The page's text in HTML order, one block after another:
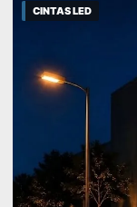
CINTAS LED